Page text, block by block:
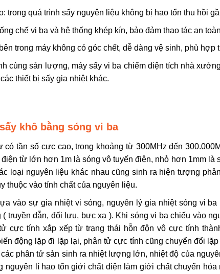
trong quá trình sấy nguyên liệu không bị hao tổn thu hồi
chế vi ba và hệ thống khép kín, bảo đảm thao tác an
trong máy không có góc chết, dễ dàng vệ sinh, phù hợp
cùng sản lượng, máy sấy vi ba chiếm diện tích nhà
thiết bị sấy gia nhiệt khác.
khô bằng sóng vi ba
có tần số cực cao, trong khoảng từ 300MHz đến
từ lớn hơn 1m là sóng vô tuyến điện, nhỏ hơn 1mm là
loại nguyên liệu khác nhau cũng sinh ra hiện tượng
thuộc vào tính chất của nguyên liệu.
vào sự gia nhiệt vi sóng, nguyên lý gia nhiệt sóng vi
( truyền dẫn, đối lưu, bực xạ ). Khi sóng vi ba chiếu vào
cực tính xắp xếp từ trạng thái hỗn độn vô cực tính
động lặp đi lặp lại, phân tử cực tính cũng chuyển đổi
phân tử sản sinh ra nhiệt lượng lớn, nhiệt độ của
nguyên lí hao tổn giới chất điện làm giới chất chuyển hóa